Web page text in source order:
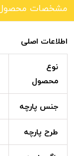
مشخصات
اطلاعات اصلی
نوع
محصول
جنس پارچه
طرح پارچه